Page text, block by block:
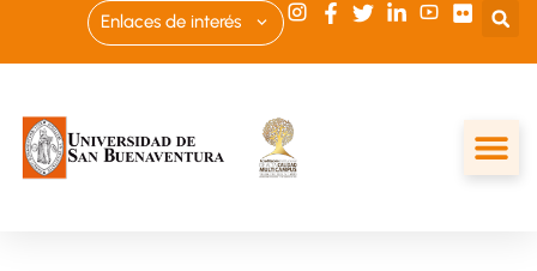
Enlaces de interés